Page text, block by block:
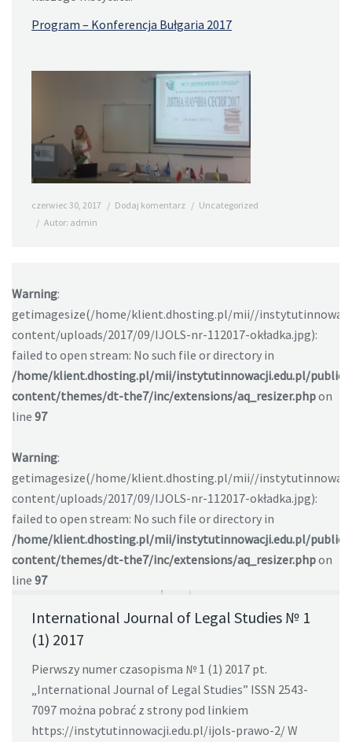
Program – Konferencja Bułgaria 2017
czerwiec 30, 2017 Dodaj komentarz
Uncategorized
Autor: admin
Warning:
getimagesize(/home/klient.dhosting.pl/mii//
content/uploads/2017/09/IJOLS-nr-112017-okładka.jpg):
failed to open stream: No such file or directory in
/home/klient.dhosting.pl/mii/instytutinnowacji.edu.pl/
content/themes/dt-the7/inc/extensions/aq_resizer.phpon
line 97
Warning:
getimagesize(/home/klient.dhosting.pl/mii//
content/uploads/2017/09/IJOLS-nr-112017-okładka.jpg):
failed to open stream: No such file or directory in
/home/klient.dhosting.pl/mii/instytutinnowacji.edu.pl/
content/themes/dt-the7/inc/extensions/aq_resizer.phpon
line 97
International Journal of Legal Studies № 1
(1) 2017
Pierwszy numer czasopisma № 1 (1) 2017 pt.
„International Journal of Legal Studies” ISSN 2543-
7097 można pobrać z strony pod linkiem
https://instytutinnowacji.edu.pl/ijols-prawo-2/ W